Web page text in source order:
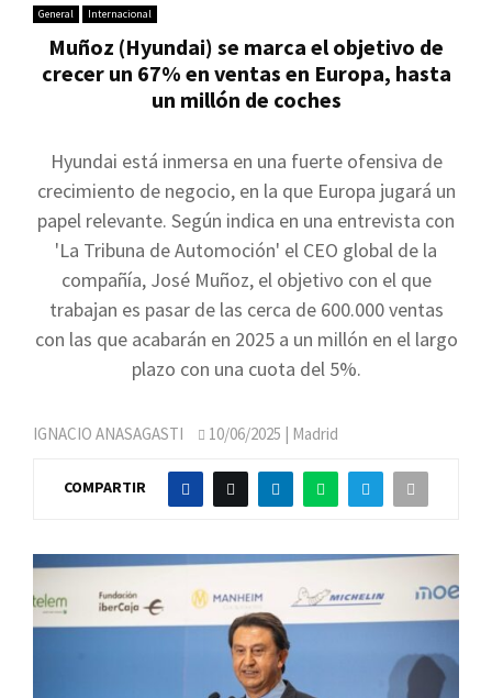
General Internacional
Muñoz (Hyundai) se marca el objetivo de
crecer un 67% en ventas en Europa, hasta
un millón de coches
Hyundai está inmersa en una fuerte ofensiva de
crecimiento de negocio, en la que Europa jugará un
papel relevante. Según indica en una entrevista con
'La Tribuna de Automoción' el CEO global de la
compañía, José Muñoz, el objetivo con el que
trabajan es pasar de las cerca de 600.000 ventas
con las que acabarán en 2025 a un millón en el largo
plazo con una cuota del 5%.
IGNACIO ANASAGASTI 10/06/2025 | Madrid
COMPARTIR